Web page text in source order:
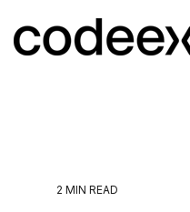
the
main
2 MIN READ